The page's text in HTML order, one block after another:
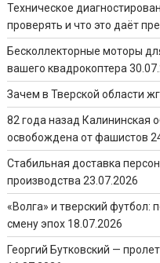
Техническое
проверять и что это даёт
Бесколлекторные моторы
вашего квадрокоптера
Зачем в Тверской области
82 года назад Калининская
освобождена от фашистов
Стабильная доставка
производства 23.07.2026
«Волга» и тверский футбол:
смену эпох 18.07.2026
Георгий Бутковский —